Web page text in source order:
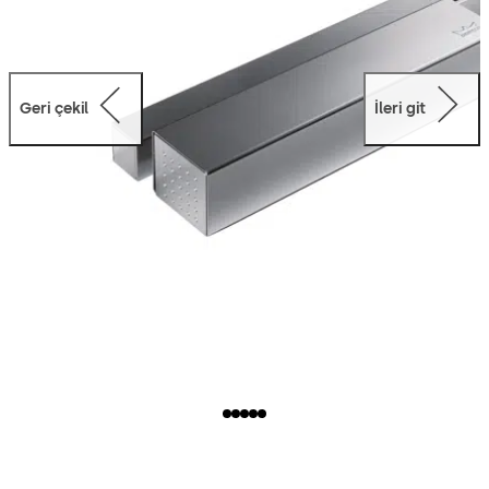
Geri çekil İleri git